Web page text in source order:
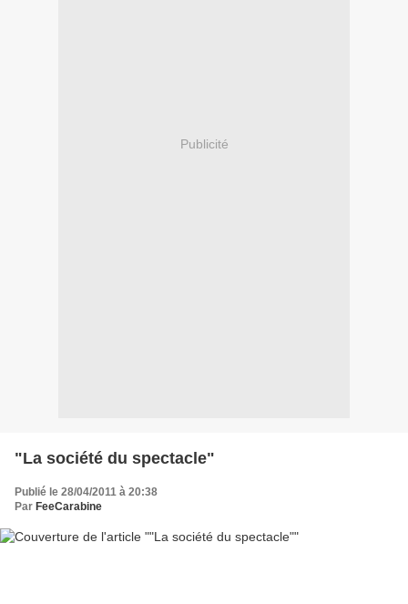
Publicité
"La société du spectacle"
Publié le 28/04/2011 à 20:38
Par FeeCarabine